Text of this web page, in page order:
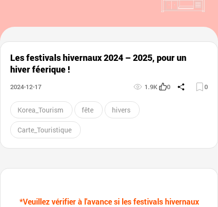
Les festivals hivernaux 2024 – 2025, pour un
hiver féerique !
2024-12-17 1.9K 0 0
Korea_Tourism fête hivers
Carte_Touristique
*Veuillez vérifier à l'avance si les festivals hivernaux